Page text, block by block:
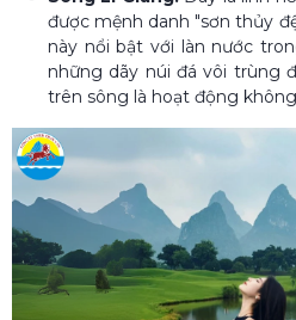
được mệnh danh "sơn thủy
này nổi bật với làn nước
những dãy núi đá vôi trùng
trên sông là hoạt động